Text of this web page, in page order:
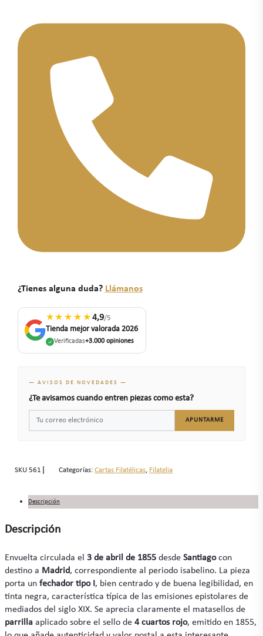
¿Tienes alguna duda? Llámanos
★★★★★4,9/5
Tienda mejor valorada 2026
Verificadas+3.000 opiniones
— AVISOS DE NOVEDADES —
¿Te avisamos cuando entren piezas como esta?
APUNTARME
SKU561 Categorías: Cartas Filatélicas, Filatelia
Descripción
Descripción
Envuelta circulada el 3 de abril de 1855 desde Santiagocon
destino a Madrid, correspondiente al periodo isabelino. La pieza
porta un fechador tipo I , bien centrado y de buena legibilidad, en
tinta negra, característica típica de las emisiones epistolares de
mediados del siglo XIX. Se aprecia claramente el matasellos de
parrilla aplicado sobre el sello de 4 cuartos rojo, emitido en 1855,